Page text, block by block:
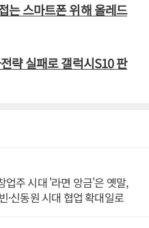
는 스마트폰 위해 올레드
략 실패로 갤럭시S10 판
업주 시대 '라면 앙금'은 옛말,
·신동원 시대 협업 확대일로